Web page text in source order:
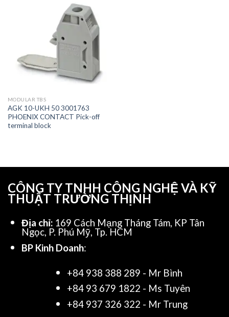
MODULAR TBS
AGK 10-UKH 50 3001763
PHOENIX CONTACT Pick-off
terminal block
CÔNG TY TNHH CÔNG NGHỆ VÀ KỸ
THUẬT TRƯỜNG THỊNH
Địa chỉ: 169 Cách Mạng Tháng Tám, KP Tân
Ngọc, P. Phú Mỹ, Tp. HCM
BP Kinh Doanh:
+84 938 388 289 - Mr Bình
+84 93 679 1822 - Ms Tuyên
+84 937 326 322 - Mr Trung